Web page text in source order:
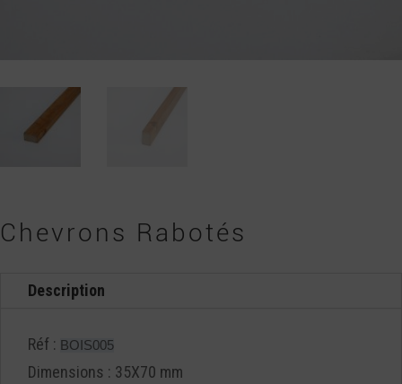
Chevrons Rabotés
Description
Réf : BOIS005
Dimensions : 35X70 mm